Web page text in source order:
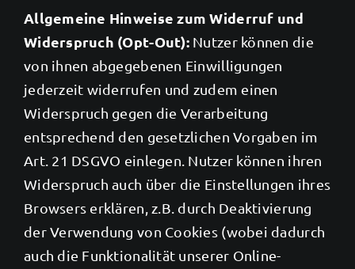
Allgemeine Hinweise zum Widerruf und
Widerspruch (Opt-Out): Nutzer können die
von ihnen abgegebenen Einwilligungen
jederzeit widerrufen und zudem einen
Widerspruch gegen die Verarbeitung
entsprechend den gesetzlichen Vorgaben im
Art. 21 DSGVO einlegen. Nutzer können ihren
Widerspruch auch über die Einstellungen ihres
Browsers erklären, z.B. durch Deaktivierung
der Verwendung von Cookies (wobei dadurch
auch die Funktionalität unserer Online-